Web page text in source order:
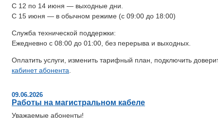
С 12 по 14 июня — выходные дни.
С 15 июня — в обычном режиме (с 09:00 до 18:00)
Служба технической поддержки:
Ежедневно с 08:00 до 01:00, без перерыва и выходных.
Оплатить услуги, изменить тарифный план, подключить
кабинет абонента
09.06.2026
Работы на магистральном кабеле
Уважаемые абоненты!